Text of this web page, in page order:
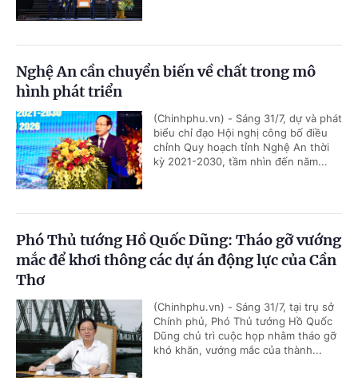
Nghệ An cần chuyển biến về chất trong mô
hình phát triển
(Chinhphu.vn) - Sáng 31/7, dự và phát
biểu chỉ đạo Hội nghị công bố điều
chỉnh Quy hoạch tỉnh Nghệ An thời
kỳ 2021-2030, tầm nhìn đến năm...
Phó Thủ tướng Hồ Quốc Dũng: Tháo gỡ vướng
mắc để khơi thông các dự án động lực của Cần
Thơ
(Chinhphu.vn) - Sáng 31/7, tại trụ sở
Chính phủ, Phó Thủ tướng Hồ Quốc
Dũng chủ trì cuộc họp nhằm tháo gỡ
khó khăn, vướng mắc của thành...